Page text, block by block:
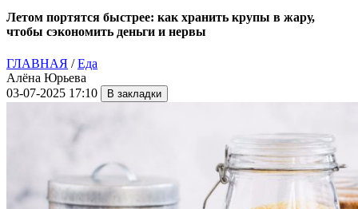
Летом портятся быстрее: как хранить крупы в жару,
чтобы сэкономить деньги и нервы
ГЛАВНАЯ /Еда
Алёна Юрьева
03-07-2025 17:10